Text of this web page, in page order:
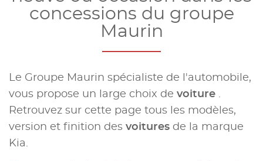
concessions du groupe
Maurin
Le Groupe Maurin spécialiste de l'automobile,
vous propose un large choix de voiture .
Retrouvez sur cette page tous les modèles,
version et finition des voitures de la marque
Kia.